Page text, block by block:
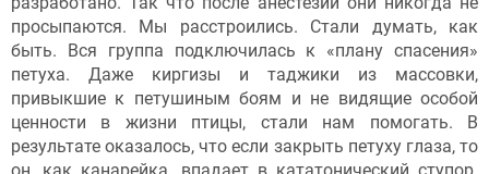
просыпаются. Мы расстроились. Стали думать, как
быть. Вся группа подключилась к «плану спасения»
петуха. Даже киргизы и таджики из массовки,
привыкшие к петушиным боям и не видящие особой
ценности в жизни птицы, стали нам помогать. В
результате оказалось, что если закрыть петуху глаза, то
он, как канарейка, впадает в кататонический ступор.